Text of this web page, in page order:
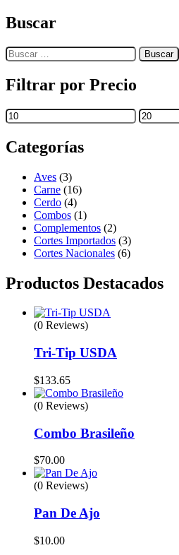
Buscar
Filtrar por Precio
Categorías
Aves (3)
Carne (16)
Cerdo (4)
Combos (1)
Complementos (2)
Cortes Importados (3)
Cortes Nacionales (6)
Productos Destacados
(0 Reviews)
Tri-Tip USDA
$133.65
(0 Reviews)
Combo Brasileño
$70.00
(0 Reviews)
Pan De Ajo
$10.00